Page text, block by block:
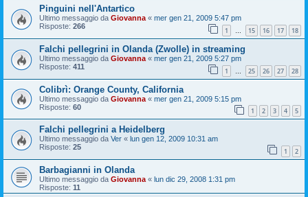
Pinguini nell'Antartico
Ultimo messaggio da Giovanna « mer gen 21, 2009 5:47 pm
Risposte: 266 1 … 15 16 17 18
Falchi pellegrini in Olanda (Zwolle) in streaming
Ultimo messaggio da Giovanna « mer gen 21, 2009 5:27 pm
Risposte: 411 1 … 25 26 27 28
Colibrì: Orange County, California
Ultimo messaggio da Giovanna « mer gen 21, 2009 5:15 pm
Risposte: 60 1 2 3 4 5
Falchi pellegrini a Heidelberg
Ultimo messaggio da Ver « lun gen 12, 2009 10:31 am
Risposte: 25 1 2
Barbagianni in Olanda
Ultimo messaggio da Giovanna « lun dic 29, 2008 1:31 pm
Risposte: 11